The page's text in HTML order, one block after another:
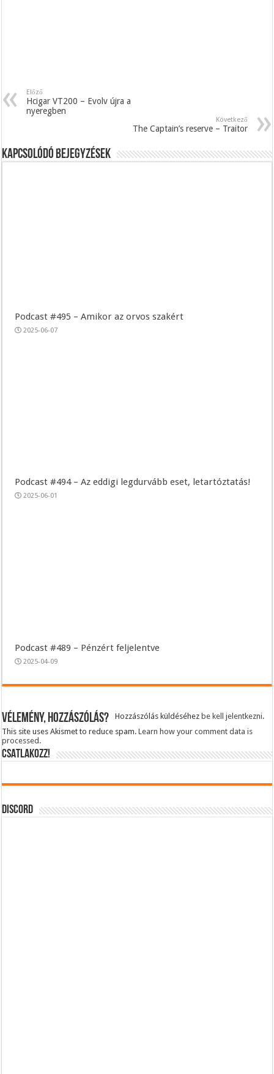
Előző
Hcigar VT200 – Evolv újra a
nyeregben
Következő
The Captain’s reserve – Traitor
Kapcsolódó bejegyzések
Podcast #495 – Amikor az orvos szakért
2025-06-07
Podcast #494 – Az eddigi legdurvább eset, letartóztatás!
2025-06-01
Podcast #489 – Pénzért feljelentve
2025-04-09
Vélemény, hozzászólás? Hozzászólás küldéséhez be kell jelentkezni.
This site uses Akismet to reduce spam.Learn how your comment data is
processed.
CSATLAKOZZ!
DISCORD